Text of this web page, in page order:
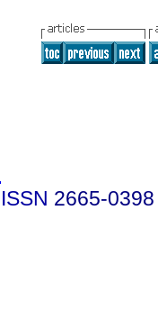
ISSN 2665-0398